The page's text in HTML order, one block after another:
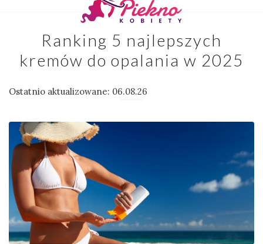
Ranking 5 najlepszych
kremów do opalania w 2025
Ostatnio aktualizowane: 06.08.26